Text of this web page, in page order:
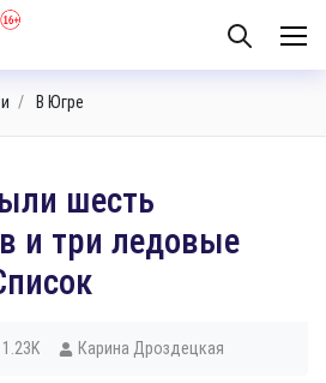
В Югре
шесть
и три ледовые
1.23K Карина Дроздецкая